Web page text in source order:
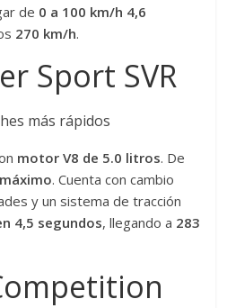
de 0 a 100 km/h 4,6
270 km/h.
Sport SVR
motor V8 de 5.0 litros. De
. Cuenta con cambio
y un sistema de tracción
4,5 segundos, llegando a 283